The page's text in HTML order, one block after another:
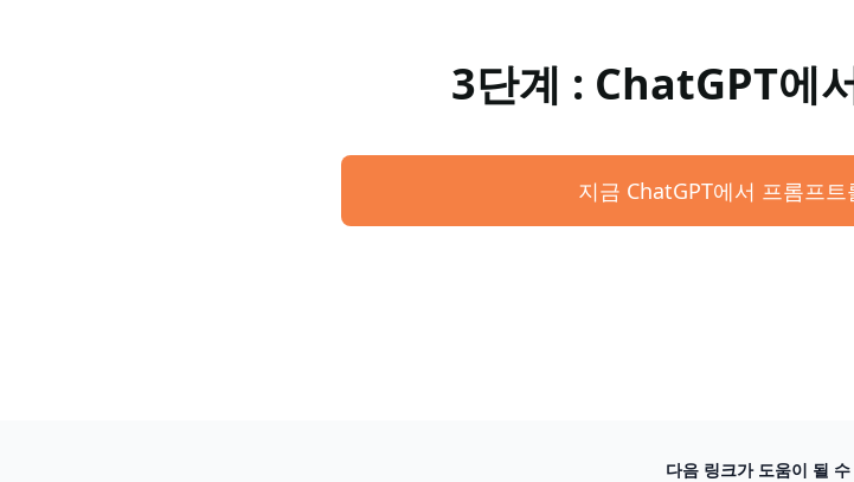
3단계 : ChatGPT에
지금 ChatGPT에서 프롬프
다음 링크가 도움이 될